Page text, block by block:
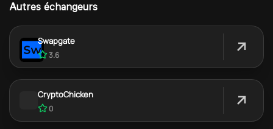
Autres échangeurs
Swapgate
3.6
CryptoChicken
0